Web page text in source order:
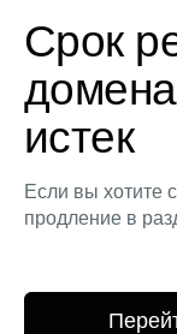
Срок
истек
Если вы хотите
продление в